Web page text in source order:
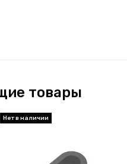
товары